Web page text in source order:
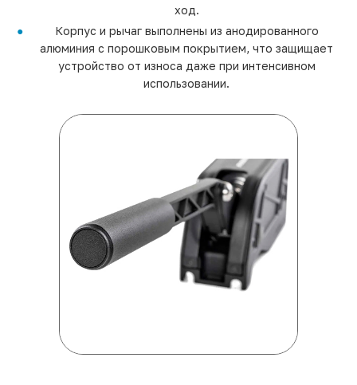
ход.
Корпус и рычаг выполнены из анодированного
алюминия с порошковым покрытием, что защищает
устройство от износа даже при интенсивном
использовании.